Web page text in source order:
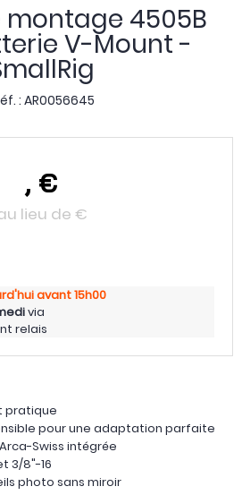
montage 4505B
V-Mount -
: AR0056645
, €
lieu de €
avant 15h00
via
relais
pratique
pour une adaptation parfaite
Swiss intégrée
3/8"-16
photo sans miroir